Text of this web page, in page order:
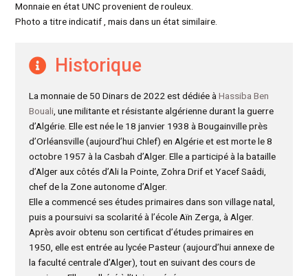
Monnaie en état UNC provenient de rouleux.
Photo a titre indicatif , mais dans un état similaire.
Historique
La monnaie de 50 Dinars de 2022 est dédiée àHassiba Ben
Bouali , une militante et résistante algérienne durant la guerre
d’Algérie. Elle est née le 18 janvier 1938 à Bougainville près
d’Orléansville (aujourd’hui Chlef) en Algérie et est morte le 8
octobre 1957 à la Casbah d’Alger. Elle a participé à la bataille
d’Alger aux côtés d’Ali la Pointe, Zohra Drif et Yacef Saâdi,
chef de la Zone autonome d’Alger.
Elle a commencé ses études primaires dans son village natal,
puis a poursuivi sa scolarité à l’école Aïn Zerga, à Alger.
Après avoir obtenu son certificat d’études primaires en
1950, elle est entrée au lycée Pasteur (aujourd’hui annexe de
la faculté centrale d’Alger), tout en suivant des cours de